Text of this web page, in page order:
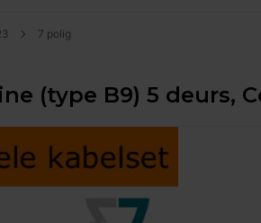
7 polig
(type B9) 5 deurs,